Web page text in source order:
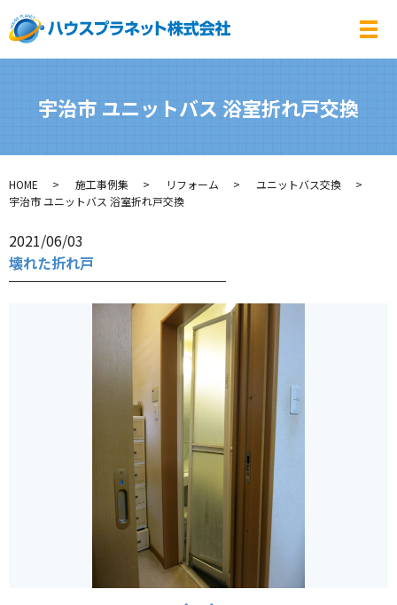
メ
宇治市 ユニットバス 浴室折れ戸交換
HOME 施工事例集 リフォーム
ユニットバス交換
宇治市 ユニットバス 浴室折れ戸交換
2021/06/03
壊れた折れ戸